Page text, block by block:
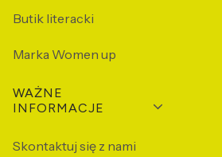
Butik literacki
Marka Women up
WAŻNE
INFORMACJE
Skontaktuj się z nami